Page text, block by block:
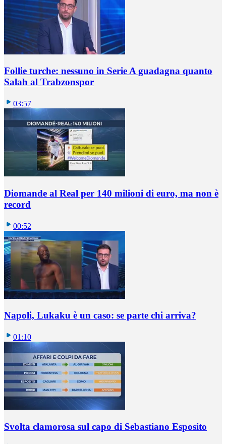
Follie turche: nessuno in Serie A guadagna quanto
Salah al Trabzonspor
03:57
Diomande al Real per 140 milioni di euro, ma non è
record
00:52
Napoli, Lukaku è un caso: se parte chi arriva?
01:10
Svolta clamorosa sul capo di Sebastiano Esposito